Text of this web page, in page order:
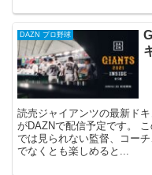
DAZN プロ野球
読売ジャイアンツの最新ド
がDAZNで配信予定です。
では見られない監督、コー
でなくとも楽しめると...